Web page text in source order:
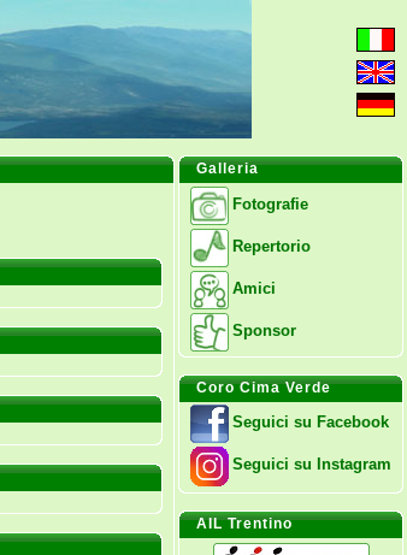
Galleria
Fotografie
Repertorio
Amici
Sponsor
Coro Cima Verde
Seguici su Facebook
Seguici su Instagram
AIL Trentino